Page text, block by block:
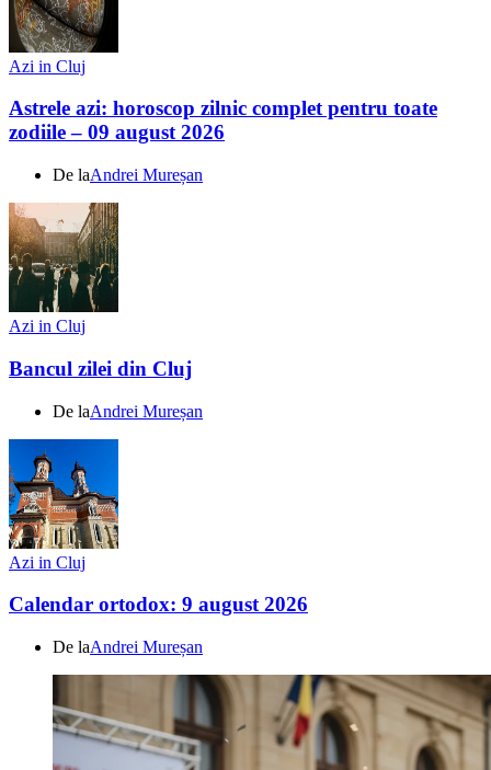
Azi in Cluj
Astrele azi: horoscop zilnic complet pentru toate
zodiile – 09 august 2026
De laAndrei Mureșan
Azi in Cluj
Bancul zilei din Cluj
De laAndrei Mureșan
Azi in Cluj
Calendar ortodox: 9 august 2026
De laAndrei Mureșan